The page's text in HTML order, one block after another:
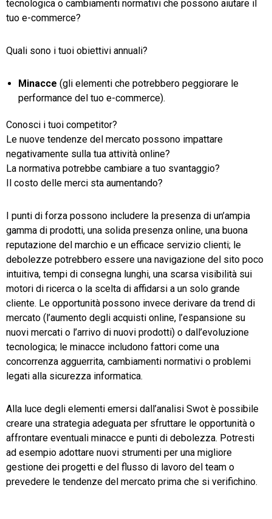
tecnologica o cambiamenti normativi che possono aiutare il
tuo e-commerce?
Quali sono i tuoi obiettivi annuali?
Minacce (gli elementi che potrebbero peggiorare le
performance del tuo e-commerce).
Conosci i tuoi competitor?
Le nuove tendenze del mercato possono impattare
negativamente sulla tua attività online?
La normativa potrebbe cambiare a tuo svantaggio?
Il costo delle merci sta aumentando?
I punti di forza possono includere la presenza di un’ampia
gamma di prodotti, una solida presenza online, una buona
reputazione del marchio e un efficace servizio clienti; le
debolezze potrebbero essere una navigazione del sito poco
intuitiva, tempi di consegna lunghi, una scarsa visibilità sui
motori di ricerca o la scelta di affidarsi a un solo grande
cliente. Le opportunità possono invece derivare da trend di
mercato (l’aumento degli acquisti online, l’espansione su
nuovi mercati o l’arrivo di nuovi prodotti) o dall’evoluzione
tecnologica; le minacce includono fattori come una
concorrenza agguerrita, cambiamenti normativi o problemi
legati alla sicurezza informatica.
Alla luce degli elementi emersi dall’analisi Swot è possibile
creare una strategia adeguata per sfruttare le opportunità o
affrontare eventuali minacce e punti di debolezza. Potresti
ad esempio adottare nuovi strumenti per una migliore
gestione dei progetti e del flusso di lavoro del team o
prevedere le tendenze del mercato prima che si verifichino.